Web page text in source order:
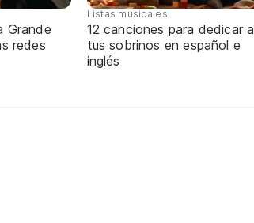
Grande
redes
Listas musicales
12 canciones para dedicar a
tus sobrinos en español e
inglés